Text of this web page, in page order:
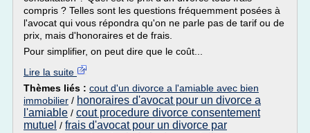
compris ? Telles sont les questions fréquemment posées à
l'avocat qui vous répondra qu'on ne parle pas de tarif ou de
prix, mais d'honoraires et de frais.
Pour simplifier, on peut dire que le coût...
Lire la suite
Thèmes liés : cout d'un divorce a l'amiable avec bien
immobilier / honoraires d'avocat pour un divorce a
l'amiable / cout procedure divorce consentement
mutuel / frais d'avocat pour un divorce par